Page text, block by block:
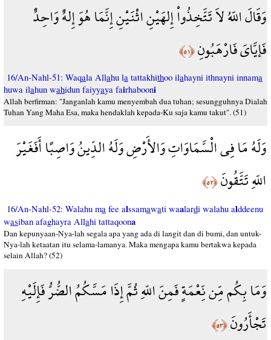
وَقَالَ اللّهُ لاَ تَتَّخِذُواْ إِلهَيْنِ اثْنَيْنِ إِنَّمَا هُوَ إِلهٌ وَاحِدٌ
فَإيَّايَ فَارْهَبُونِ﴿٥١﴾
16/An-Nahl-51: Waqala Allahu la tattakhithoo ilahayni ithnayni innama
huwa ilahun wahidun faiyyaya fairhabooni
Allah berfirman: "Janganlah kamu menyembah dua tuhan; sesungguhnya Dialah
Tuhan Yang Maha Esa, maka hendaklah kepada-Ku saja kamu takut". (51)
وَلَهُ مَا فِي الْسَّمَاوَاتِ وَالأَرْضِ وَلَهُ الدِّينُ وَاصِبًا أَفَغَيْرَ
اللّهِ تَتَّقُونَ﴿٥٢﴾
16/An-Nahl-52: Walahu ma fee alssamawati waalardi walahu alddeenu
wasiban afaghayra Allahi tattaqoona
Dan kepunyaan-Nya-lah segala apa yang ada di langit dan di bumi, dan untuk-
Nya-lah ketaatan itu selama-lamanya. Maka mengapa kamu bertakwa kepada
selain Allah? (52)
وَمَا بِكُم مِّن نِّعْمَةٍ فَمِنَ اللّهِ ثُمَّ إِذَا مَسَّكُمُ الضُّرُّ فَإِلَيْهِ
تَجْأَرُونَ﴿٥٣﴾